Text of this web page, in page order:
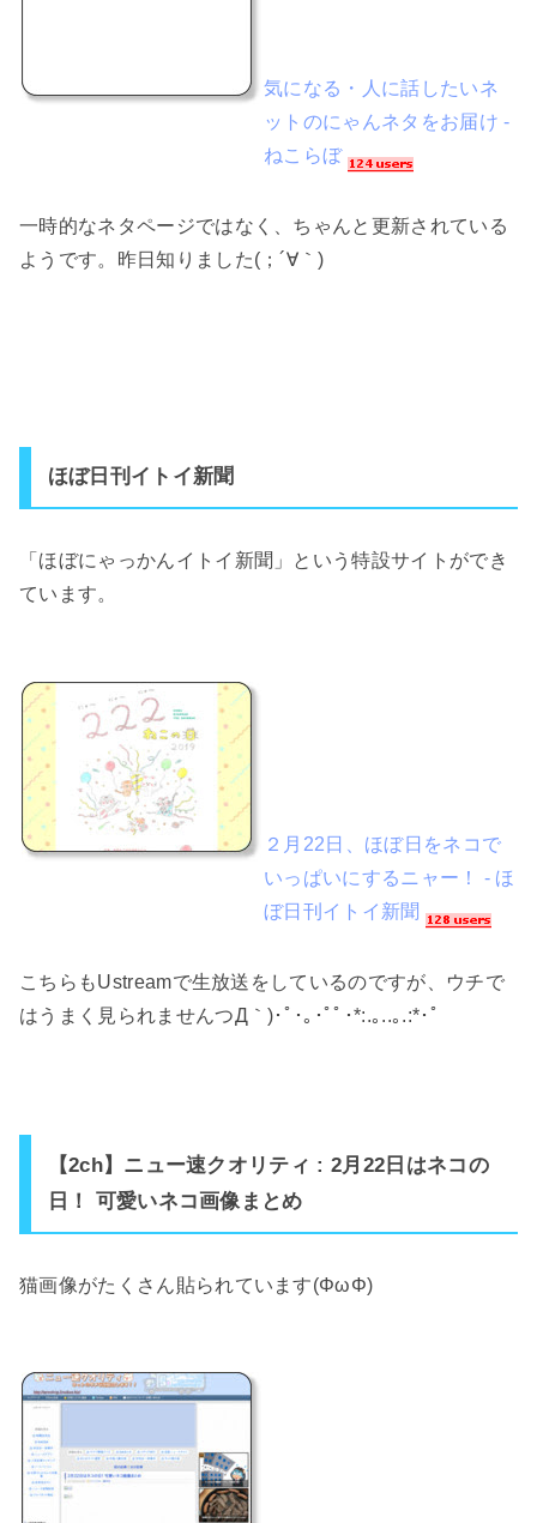
気になる・人に話したいネ
ットのにゃんネタをお届け -
ねこらぼ
一時的なネタページではなく、ちゃんと更新されている
ようです。昨日知りました(；´∀｀)
ほぼ日刊イトイ新聞
「ほぼにゃっかんイトイ新聞」という特設サイトができ
ています。
２月22日、ほぼ日をネコで
いっぱいにするニャー！ - ほ
ぼ日刊イトイ新聞
こちらもUstreamで生放送をしているのですが、ウチで
はうまく見られませんつД｀)･ﾟ･｡･ﾟﾟ･*:.｡..｡.:*･ﾟ
【2ch】ニュー速クオリティ : 2月22日はネコの
日！ 可愛いネコ画像まとめ
猫画像がたくさん貼られています(ΦωΦ)